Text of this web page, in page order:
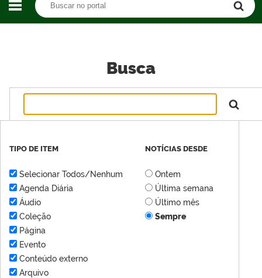
Busca
TIPO DE ITEM
Selecionar Todos/Nenhum
Agenda Diária
Áudio
Coleção
Página
Evento
Conteúdo externo
Arquivo
NOTÍCIAS DESDE
Ontem
Última semana
Último mês
Sempre